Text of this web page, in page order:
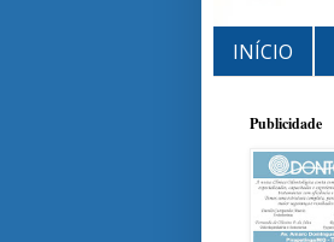
INÍCIO
Publicidade